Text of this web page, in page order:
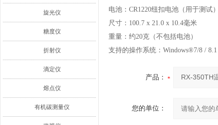
旋光仪
糖度仪
折射仪
滴定仪
熔点仪
有机碳测量仪
电池：CR1220纽扣电池（用于测试
尺寸：100.7 x 21.0 x 10.4毫米
重量：约20克（不包括电池）
支持的操作系统：Windows®7/8 /
产品：
您的单位：